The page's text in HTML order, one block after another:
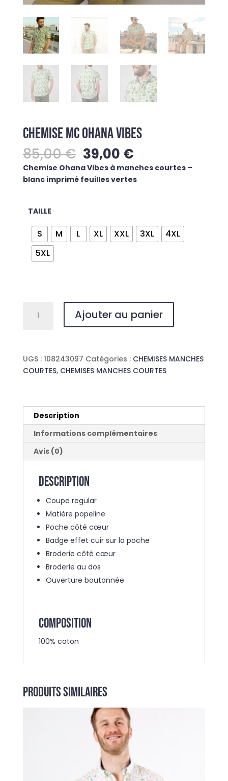
CHEMISE MC OHANA VIBES
85,00€ Le
prix
initial
39,00 €Le
prix
actuel
Chemise Ohana Vibes à manches courtes –
blanc imprimé feuilles vertes
TAILLE
S M L XL XXL 3XL
4XL
5XL
OHANA
Ajouter au panier
UGS : 108243097 Catégories : CHEMISES MANCHES
COURTES, CHEMISES MANCHES COURTES
Description
Informations complémentaires
Avis (0)
Description
Coupe regular
Matière popeline
Poche côté cœur
Badge effet cuir sur la poche
Broderie côté cœur
Broderie au dos
Ouverture boutonnée
COMPOSITION
100% coton
Produits similaires